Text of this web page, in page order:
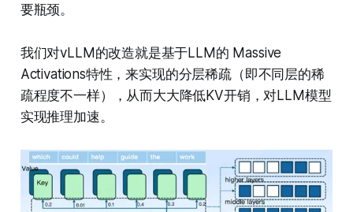
要瓶颈。
我们对vLLM的改造就是基于LLM的 Massive
Activations特性，来实现的分层稀疏（即不同层的稀
疏程度不一样），从而大大降低KV开销，对LLM模型
实现推理加速。